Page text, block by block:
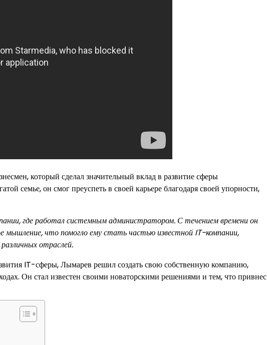
который сделал значительный вклад в развитие сферы
семье, он смог преуспеть в своей карьере благодаря своей упорности,
где работал системным администратором. С течением времени он
мышление, что помогло ему стать частью известной IT-компании,
отраслей.
IT-сферы, Лымарев решил создать свою собственную компанию,
Он стал известен своими новаторскими решениями и тем, что привнес